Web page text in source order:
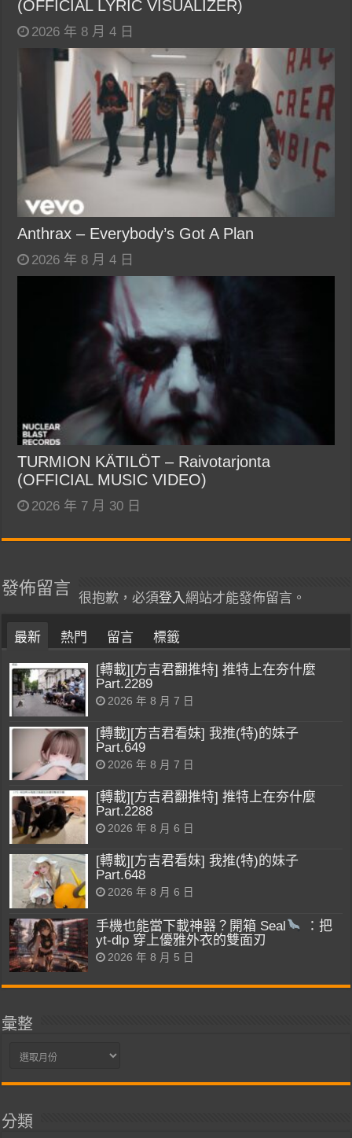
(OFFICIAL LYRIC VISUALIZER)
2026 年 8 月 4 日
Anthrax – Everybody’s Got A Plan
2026 年 8 月 4 日
TURMION KÄTILÖT – Raivotarjonta
(OFFICIAL MUSIC VIDEO)
2026 年 7 月 30 日
發佈留言
很抱歉，必須登入網站才能發佈留言。
最新 熱門 留言 標籤
[轉載][方吉君翻推特] 推特上在夯什麼
Part.2289
2026 年 8 月 7 日
[轉載][方吉君看妹] 我推(特)的妹子
Part.649
2026 年 8 月 7 日
[轉載][方吉君翻推特] 推特上在夯什麼
Part.2288
2026 年 8 月 6 日
[轉載][方吉君看妹] 我推(特)的妹子
Part.648
2026 年 8 月 6 日
手機也能當下載神器？開箱 Seal
：把
yt-dlp 穿上優雅外衣的雙面刃
2026 年 8 月 5 日
彙整
彙
分類